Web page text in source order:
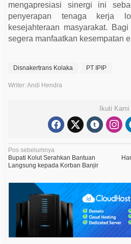
mengapresiasi sinergi ini
penyerapan tenaga kerja
kesejahteraan masyarakat.
segera manfaatkan kesempatan
Disnakertrans Kolaka PT IPIP
Writer: Andi Hendra
Ikuti Kami
N
a
v
Pos sebelumnya
Bupati Kolut Serahkan Bantuan
Langsung kepada Korban Banjir